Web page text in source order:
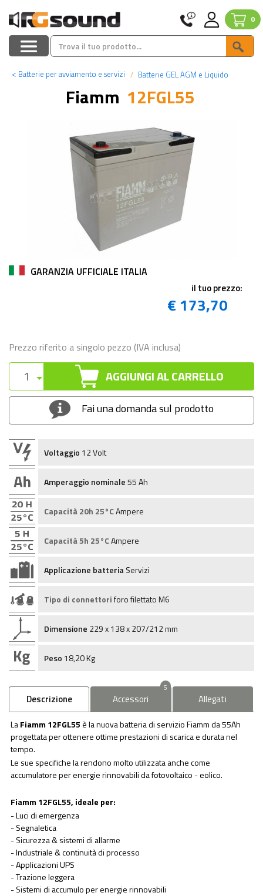
0
< Batterie per avviamento e servizi Batterie GEL AGM e Liquido
Fiamm 12FGL55
GARANZIA UFFICIALE ITALIA
il tuo prezzo:
€ 173,70
Prezzo riferito a singolo pezzo (IVA inclusa)
AGGIUNGI AL CARRELLO
Fai una domanda sul prodotto
Voltaggio 12 Volt
Amperaggio nominale55 Ah
Capacità 20h 25°CAmpere
Capacità 5h 25°CAmpere
Applicazione batteriaServizi
Tipo di connettoriforo filettato M6
Dimensione 229 x 138 x 207/212 mm
Peso 18,20 Kg
Descrizione Accessori
5
Allegati
LaFiamm 12FGL55è la nuova batteria di servizio Fiamm da 55Ah
progettata per ottenere ottime prestazioni di scarica e durata nel
tempo.
Le sue specifiche la rendono molto utilizzata anche come
accumulatore per energie rinnovabili da fotovoltaico - eolico.
Fiamm 12FGL55, ideale per:
- Luci di emergenza
- Segnaletica
- Sicurezza & sistemi di allarme
- Industriale & continuità di processo
- Applicazioni UPS
- Trazione leggera
- Sistemi di accumulo per energie rinnovabili